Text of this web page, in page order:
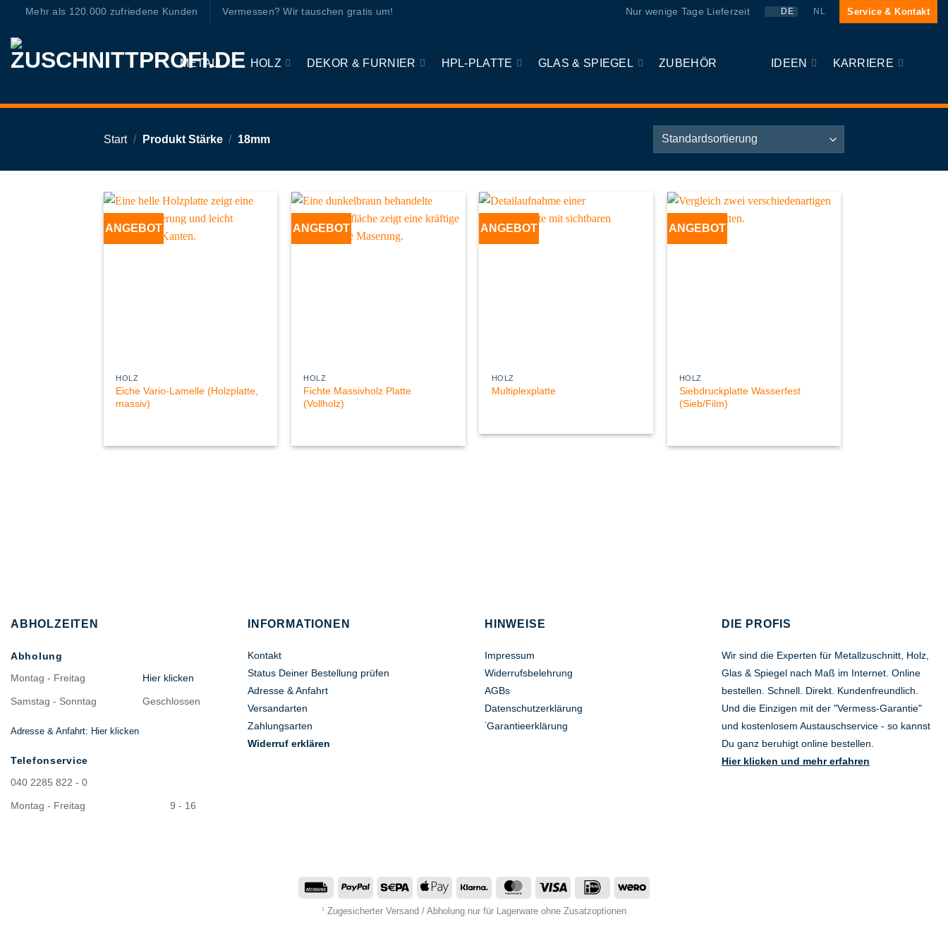
springen
Mehr als 120.000 zufriedene Kunden Vermessen? Wir tauschen gratis um! Nur wenige Tage Lieferzeit DE NL Service & Kontakt
METALL HOLZ DEKOR & FURNIER HPL-PLATTE GLAS & SPIEGEL ZUBEHÖR IDEEN KARRIERE
Start / Produkt Stärke / 18mm
ANGEBOT
HOLZ
Eiche Vario-Lamelle (Holzplatte,
massiv)
ANGEBOT
HOLZ
Fichte Massivholz Platte
(Vollholz)
ANGEBOT
HOLZ
Multiplexplatte
ANGEBOT
HOLZ
Siebdruckplatte Wasserfest
(Sieb/Film)
ABHOLZEITEN
Abholung
Montag - Freitag
Hier klicken
Samstag - Sonntag Geschlossen
Adresse & Anfahrt: Hier klicken
Telefonservice
040 2285 822 - 0
Montag - Freitag 9 - 16
INFORMATIONEN
Kontakt
Status Deiner Bestellung prüfen
Adresse & Anfahrt
Versandarten
Zahlungsarten
Widerruf erklären
HINWEISE
Impressum
Widerrufsbelehrung
AGBs
Datenschutzerklärung
*Garantieerklärung
DIE PROFIS
Wir sind die Experten für Metallzuschnitt, Holz,
Glas & Spiegel nach Maß im Internet. Online
bestellen. Schnell. Direkt. Kundenfreundlich.
Und die Einzigen mit der "Vermess-Garantie"
und kostenlosem Austauschservice - so kannst
Du ganz beruhigt online bestellen.
Hier klicken und mehr erfahren
RechungPayPal Sepa
Apple
Pay
Klarna MasterCard IDeal Wero
1 Zugesicherter Versand / Abholung nur für Lagerware ohne Zusatzoptionen